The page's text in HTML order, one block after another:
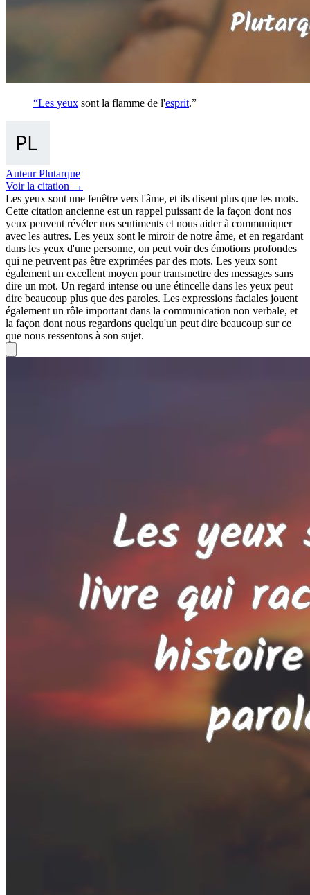
“Les yeux sont la flamme de l'esprit.”
Auteur Plutarque
Voirla citation →
Les yeux sont une fenêtre vers l'âme, et ils disent plus que les mots.
Cette citation ancienne est un rappel puissant de la façon dont nos
yeux peuvent révéler nos sentiments et nous aider à communiquer
avec les autres. Les yeux sont le miroir de notre âme, et en regardant
dans les yeux d'une personne, on peut voir des émotions profondes
qui ne peuvent pas être exprimées par des mots. Les yeux sont
également un excellent moyen pour transmettre des messages sans
dire un mot. Un regard intense ou une étincelle dans les yeux peut
dire beaucoup plus que des paroles. Les expressions faciales jouent
également un rôle important dans la communication non verbale, et
la façon dont nous regardons quelqu'un peut dire beaucoup sur ce
que nous ressentons à son sujet.